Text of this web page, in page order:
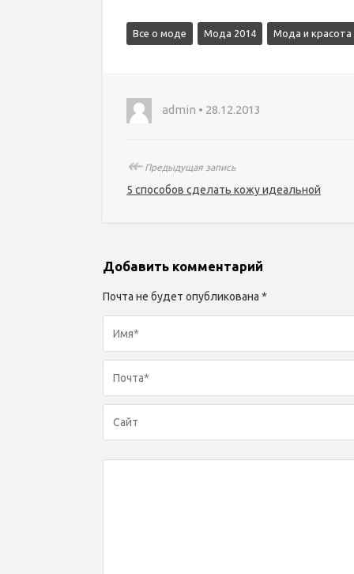
Все о моде Мода 2014 Мода и красота
admin • 28.12.2013
↞Предыдущая запись
5 способов сделать кожу идеальной
Добавить комментарий
Почта не будет опубликована *